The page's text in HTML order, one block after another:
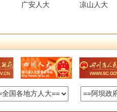
广安人大 凉山人大